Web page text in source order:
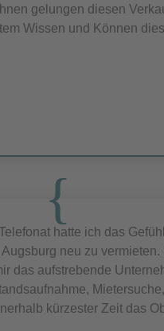
gelungen diesen
Wissen und Können
hatte ich das
neu zu
das aufstrebende
kürzester Zeit das